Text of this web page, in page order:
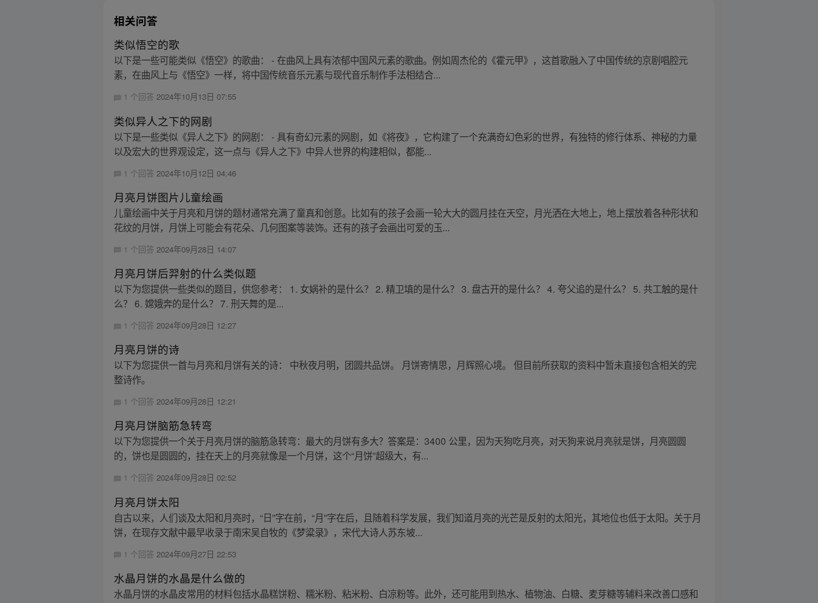
相关问答
类似悟空的歌
以下是一些可能类似《悟空》的歌曲： - 在曲风上具有浓郁中国风元素的歌曲。例如周杰伦的《霍元甲》，这首歌融入了中国传统的京剧唱腔元
素，在曲风上与《悟空》一样，将中国传统音乐元素与现代音乐制作手法相结合...
1 个回答2024年10月13日 07:55
类似异人之下的网剧
以下是一些类似《异人之下》的网剧： - 具有奇幻元素的网剧，如《将夜》，它构建了一个充满奇幻色彩的世界，有独特的修行体系、神秘的力量
以及宏大的世界观设定，这一点与《异人之下》中异人世界的构建相似，都能...
1 个回答 2024年10月12日 04:46
月亮月饼图片儿童绘画
儿童绘画中关于月亮和月饼的题材通常充满了童真和创意。比如有的孩子会画一轮大大的圆月挂在天空，月光洒在大地上，地上摆放着各种形状和
花纹的月饼，月饼上可能会有花朵、几何图案等装饰。还有的孩子会画出可爱的玉...
1 个回答 2024年09月28日 14:07
月亮月饼后羿射的什么类似题
以下为您提供一些类似的题目，供您参考： 1. 女娲补的是什么？ 2. 精卫填的是什么？ 3. 盘古开的是什么？ 4. 夸父追的是什么？ 5. 共工触的是什
么？ 6. 嫦娥奔的是什么？ 7. 刑天舞的是...
1 个回答2024年09月28日 12:27
月亮月饼的诗
以下为您提供一首与月亮和月饼有关的诗： 中秋夜月明，团圆共品饼。 月饼寄情思，月辉照心境。 但目前所获取的资料中暂未直接包含相关的完
整诗作。
1 个回答2024年09月28日 12:21
月亮月饼脑筋急转弯
以下为您提供一个关于月亮月饼的脑筋急转弯：最大的月饼有多大？答案是：3400 公里，因为天狗吃月亮，对天狗来说月亮就是饼，月亮圆圆
的，饼也是圆圆的，挂在天上的月亮就像是一个月饼，这个“月饼”超级大，有...
1 个回答2024年09月28日 02:52
月亮月饼太阳
自古以来，人们谈及太阳和月亮时，“日”字在前，“月”字在后，且随着科学发展，我们知道月亮的光芒是反射的太阳光，其地位也低于太阳。关于月
饼，在现存文献中最早收录于南宋吴自牧的《梦粱录》，宋代大诗人苏东坡...
1 个回答 2024年09月27日 22:53
水晶月饼的水晶是什么做的
水晶月饼的水晶皮常用的材料包括水晶糕饼粉、糯米粉、粘米粉、白凉粉等。此外，还可能用到热水、植物油、白糖、麦芽糖等辅料来改善口感和